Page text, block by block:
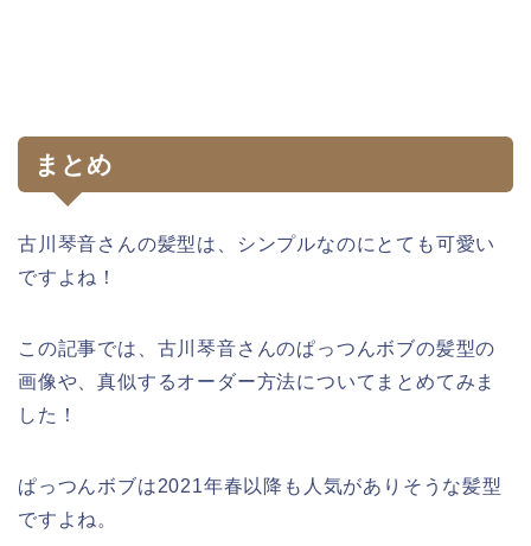
まとめ
古川琴音さんの髪型は、シンプルなのにとても可愛い
ですよね！
この記事では、古川琴音さんのぱっつんボブの髪型の
画像や、真似するオーダー方法についてまとめてみま
した！
ぱっつんボブは2021年春以降も人気がありそうな髪型
ですよね。